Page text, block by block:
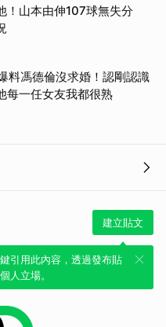
！山本由伸107球無失分
料馮德倫沒求婚！認剛認識
每一任女友我都很熟
建立貼文
引用此內容，透過發布貼
人立場。